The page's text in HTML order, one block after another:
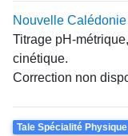
Nouvelle
Titrage pH-
cinétique.
Correction non
Theme
Tale Spécialité